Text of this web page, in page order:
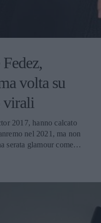
volta su
virali
2017, hanno calcato
nel 2021, ma non
serata glamour come
di Giorgia Soleri,